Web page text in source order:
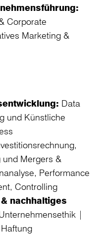
Corporate
Marketing &
Data
und Künstliche
Mergers &
Performance
Controlling
nachhaltiges
|